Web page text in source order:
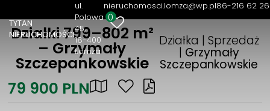
TYTAN
NIERUCHOMOŚCI
ul.
Polowa
45
18-400
Łomża
nieruchomosci.lomza@wp.pl86-216 62 26
0
Działki 799–802 m²
– Grzymały
Szczepankowskie
Działka | Sprzedaż
| Grzymały
Szczepankowskie
79 900 PLN